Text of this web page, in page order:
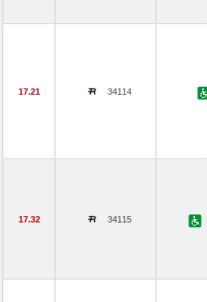
17.21 34114
17.32 34115